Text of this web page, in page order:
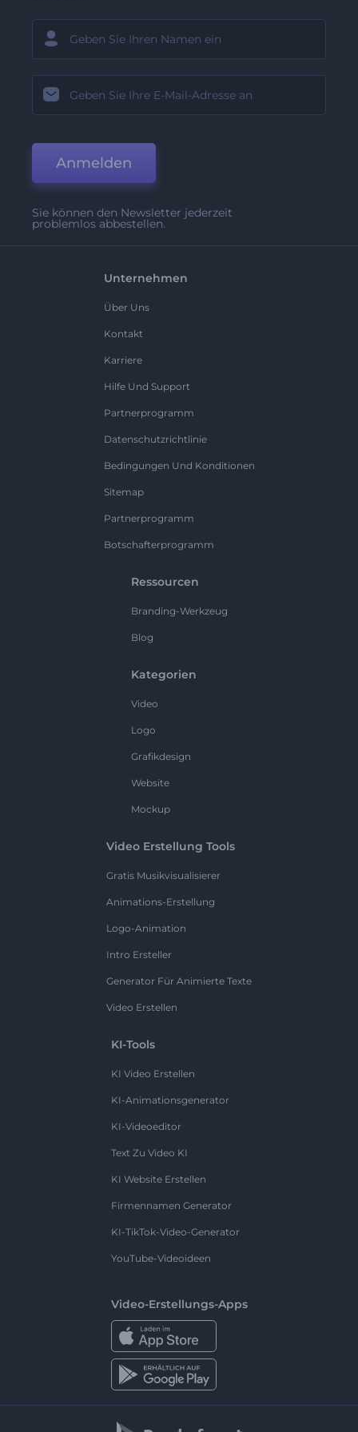
Anmelden
Sie können den Newsletter jederzeit
problemlos abbestellen.
Unternehmen
Über Uns
Kontakt
Karriere
Hilfe Und Support
Partnerprogramm
Datenschutzrichtlinie
Bedingungen Und Konditionen
Sitemap
Partnerprogramm
Botschafterprogramm
Ressourcen
Branding-Werkzeug
Blog
Kategorien
Video
Logo
Grafikdesign
Website
Mockup
Video Erstellung Tools
Gratis Musikvisualisierer
Animations-Erstellung
Logo-Animation
Intro Ersteller
Generator Für Animierte Texte
Video Erstellen
KI-Tools
KI Video Erstellen
KI-Animationsgenerator
KI-Videoeditor
Text Zu Video KI
KI Website Erstellen
Firmennamen Generator
KI-TikTok-Video-Generator
YouTube-Videoideen
Video-Erstellungs-Apps